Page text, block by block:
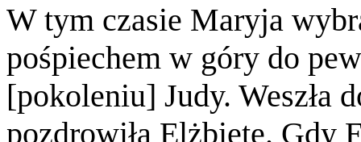
W tym czasie Maryja
pośpiechem w góry do
[pokoleniu] Judy. Weszła
pozdrowiła Elżbietę. Gdy